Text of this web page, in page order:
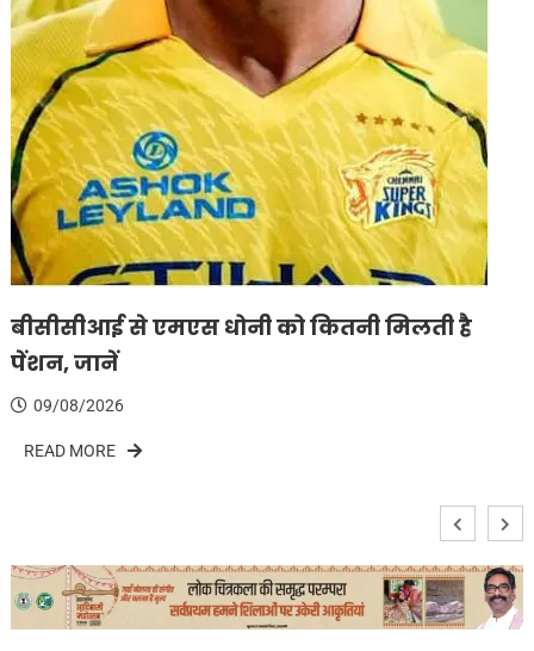
बीसीसीआई से एमएस धोनी को कितनी मिलती है
पेंशन, जानें
09/08/2026
READ MORE